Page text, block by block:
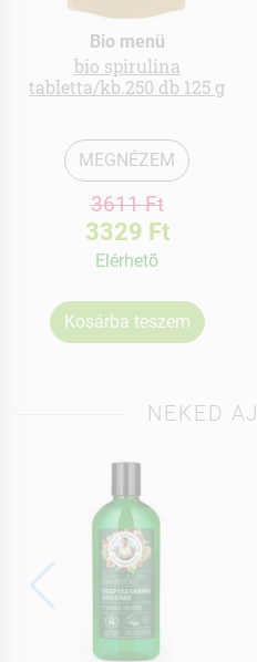
Bio menü
bio spirulina
tabletta/kb.250 db 125 g
MEGNÉZEM
3611 Ft
3329 Ft
Elérhetõ
Kosárba teszem
NEKED